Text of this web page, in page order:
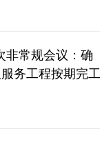
非常规会议：确
务工程按期完工